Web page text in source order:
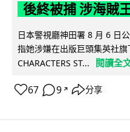
後終被捕 涉海賊
日本警視廳神田署 8 月 6 日
指她涉嫌在出版巨頭集英社旗
CHARACTERS ST...
閱讀全
67 9 ↗ 分享